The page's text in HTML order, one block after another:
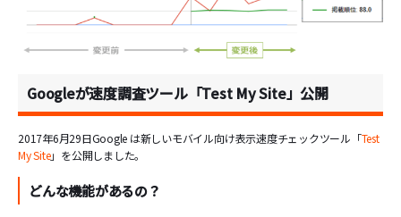
Googleが速度調査ツール「Test My Site」公開
2017年6月29日Google は新しいモバイル向け表示速度チェックツール「Test
My Site」を公開しました。
どんな機能があるの？